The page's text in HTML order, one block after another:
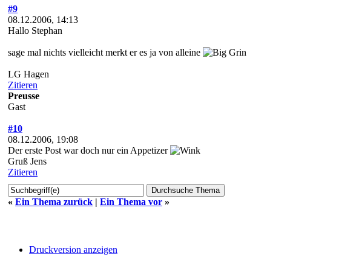
#9
08.12.2006, 14:13
Hallo Stephan
sage mal nichts vielleicht merkt er es ja von alleine
LG Hagen
Zitieren
Preusse
Gast
#10
08.12.2006, 19:08
Der erste Post war doch nur ein Appetizer
Gruß Jens
Zitieren
« Ein Thema zurück | Ein Thema vor »
Druckversion anzeigen